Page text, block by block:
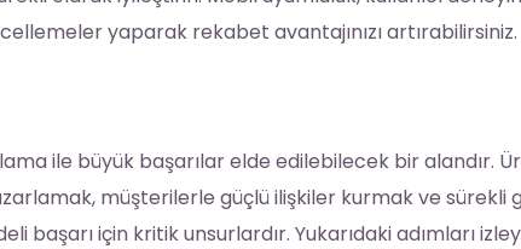
yaparak rekabet avantajınızı artırabilirsiniz.
ile büyük başarılar elde edilebilecek bir alandır.
müşterilerle güçlü ilişkiler kurmak ve sürekli
başarı için kritik unsurlardır. Yukarıdaki adımları